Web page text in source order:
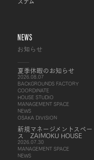
NEWS
お知らせ
夏季休暇のお知らせ
2026.08.07
BACKGROUNDS FACTORY
COORDINATE
HOUSE STUDIO
MANAGEMENT SPACE
NEWS
OSAKA DIVISION
新規マネージメントスペー
ス ZAIMOKU HOUSE
2026.07.30
MANAGEMENT SPACE
NEWS